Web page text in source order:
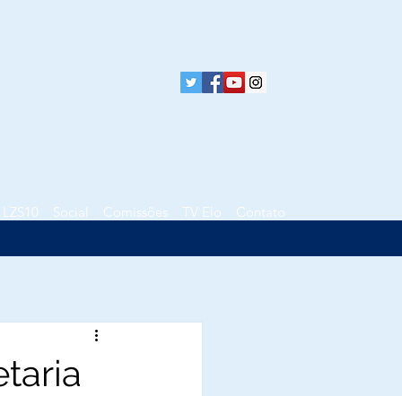
LZS10 Social Comissões TV Elo Contato